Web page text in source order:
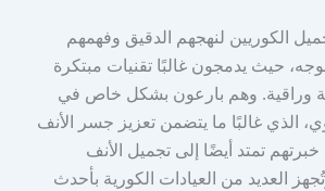
الكوريين لنهجهم الدقيق وفهمهم
حيث يدمجون غالبًا تقنيات مبتكرة
وراقية. وهم بارعون بشكل خاص في
الذي غالبًا ما يتضمن تعزيز جسر الأنف
تمتد أيضًا إلى تجميل الأنف
العديد من العيادات الكورية بأحدث